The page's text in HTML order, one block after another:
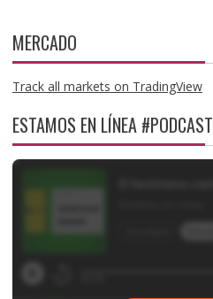
MERCADO
Track all markets on TradingView
ESTAMOS EN LÍNEA #PODCAST